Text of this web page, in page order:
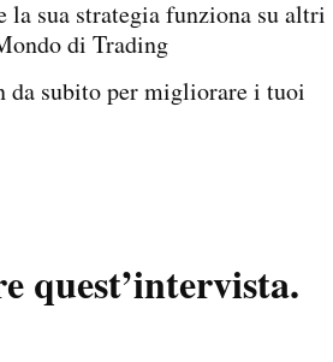
la sua strategia funziona su altri
di Trading
da subito per migliorare i tuoi
quest’intervista.